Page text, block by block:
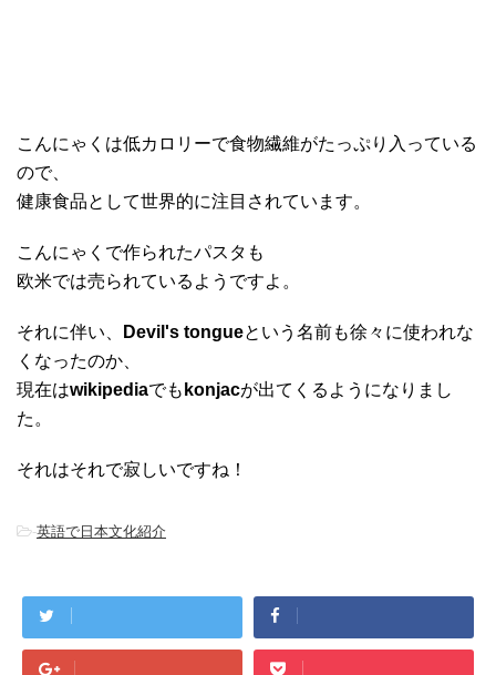
こんにゃくは低カロリーで食物繊維がたっぷり入っている
ので、
健康食品として世界的に注目されています。
こんにゃくで作られたパスタも
欧米では売られているようですよ。
それに伴い、 Devil's tongueという名前も徐々に使われな
くなったのか、
現在はwikipediaでも konjacが出てくるようになりまし
た。
それはそれで寂しいですね！
-英語で日本文化紹介